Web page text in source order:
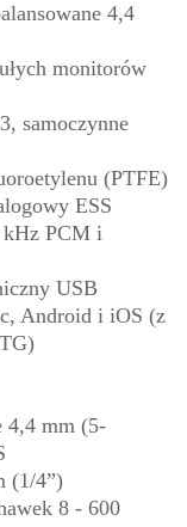
4,4
monitorów
samoczynne
(PTFE)
ESS
kHz PCM i
USB
Android i iOS (z
4,4 mm (5-
(1/4”)
8 - 600